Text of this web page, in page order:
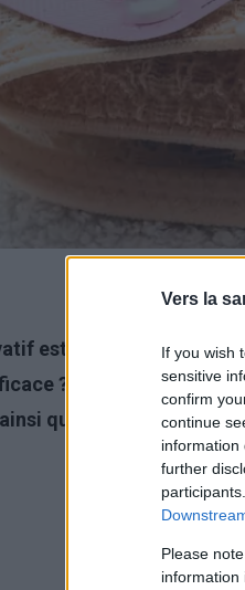
Vers la
If you wish
sensitive
confirm
continue
information
further
Please
information
est l'un des moyens
? Dans cet article,
que ses avantages